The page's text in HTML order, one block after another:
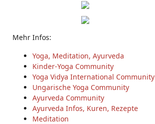
Mehr Infos:
Yoga, Meditation, Ayurveda
Kinder-Yoga Community
Yoga Vidya International Community
Ungarische Yoga Community
Ayurveda Community
Ayurveda Infos, Kuren, Rezepte
Meditation